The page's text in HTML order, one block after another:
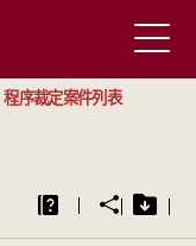
程序裁定案件列表